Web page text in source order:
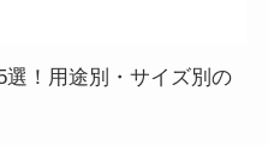
！用途別・サイズ別の